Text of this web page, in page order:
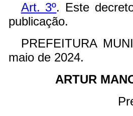
Art. 3º. Este
publicação.
PREFEITURA
maio de 2024.
ARTUR